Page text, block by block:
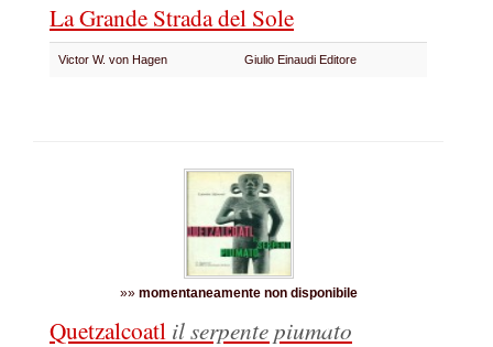
La Grande Strada del Sole
Victor W. von Hagen Giulio Einaudi Editore
»» momentaneamente non disponibile
Quetzalcoatl il serpente piumato